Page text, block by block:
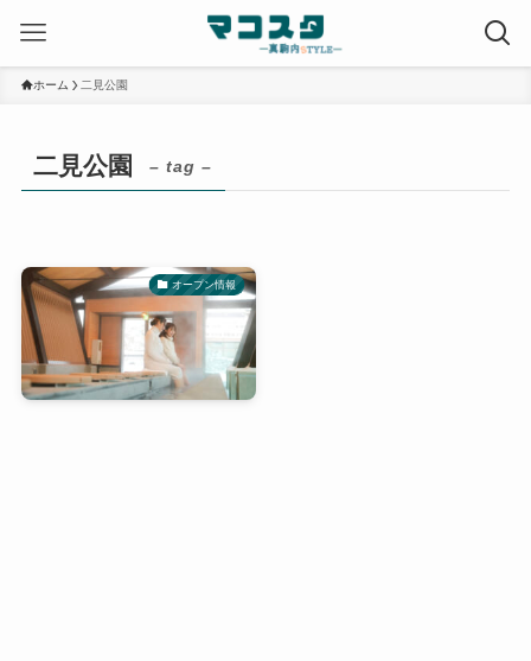
ホーム 二見公園
二見公園 – tag –
オープン情報